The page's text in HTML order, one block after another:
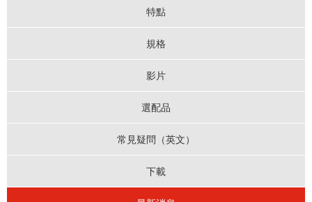
特點
規格
影片
選配品
常見疑問（英文）
下載